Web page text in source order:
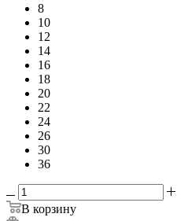
8
10
12
14
16
18
20
22
24
26
30
36
В корзину